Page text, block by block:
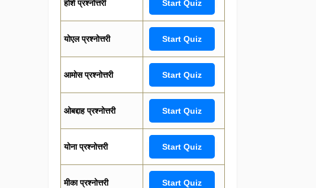
होशे प्रश्नोत्तरी Start Quiz
योएल प्रश्नोत्तरी Start Quiz
आमोस प्रश्नोत्तरी Start Quiz
ओबद्दाह प्रश्नोत्तरी Start Quiz
योना प्रश्नोत्तरी Start Quiz
मीका प्रश्नोत्तरी Start Quiz